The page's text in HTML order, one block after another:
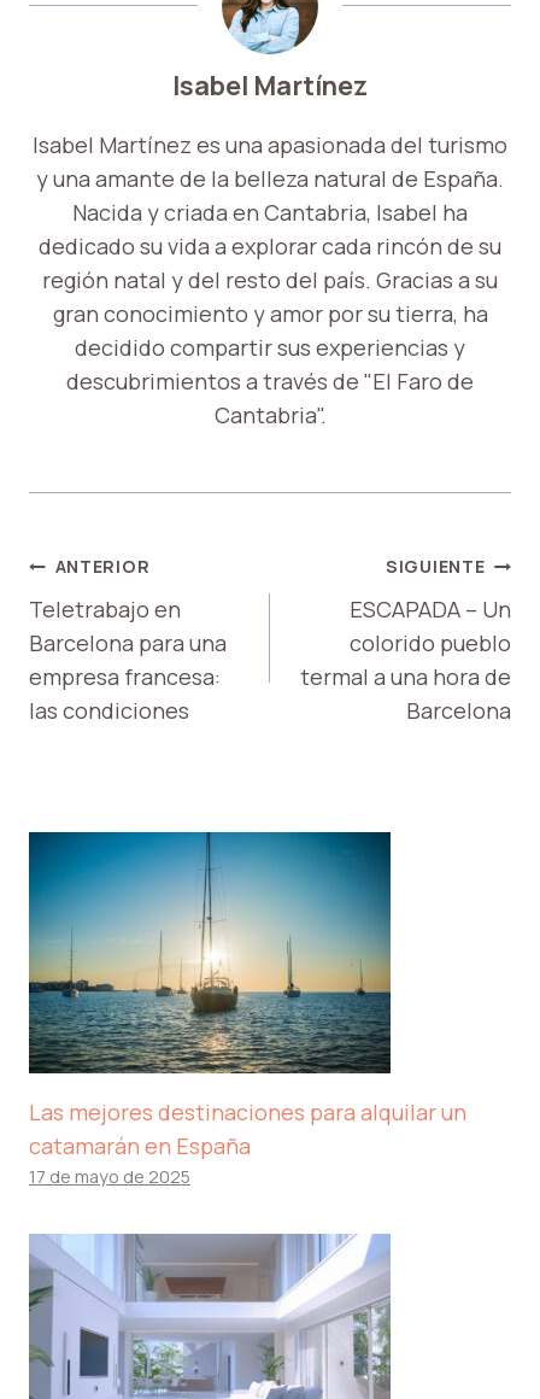
Isabel Martínez
Isabel Martínez es una apasionada del turismo
y una amante de la belleza natural de España.
Nacida y criada en Cantabria, Isabel ha
dedicado su vida a explorar cada rincón de su
región natal y del resto del país. Gracias a su
gran conocimiento y amor por su tierra, ha
decidido compartir sus experiencias y
descubrimientos a través de "El Faro de
Cantabria".
NAVEGACIÓN
DE
ENTRADAS
ANTERIOR
Teletrabajo en
Barcelona para una
empresa francesa:
las condiciones
SIGUIENTE
ESCAPADA – Un
colorido pueblo
termal a una hora de
Barcelona
Las mejores destinaciones para alquilar un
catamarán en España
17 de mayo de 2025